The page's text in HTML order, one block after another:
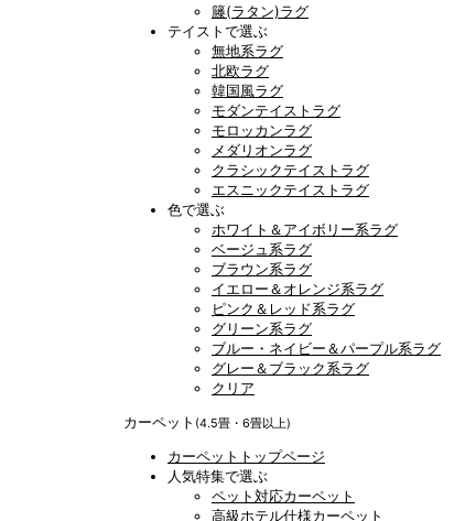
籐(ラタン)ラグ
テイストで選ぶ
無地系ラグ
北欧ラグ
韓国風ラグ
モダンテイストラグ
モロッカンラグ
メダリオンラグ
クラシックテイストラグ
エスニックテイストラグ
色で選ぶ
ホワイト＆アイボリー系ラグ
ベージュ系ラグ
ブラウン系ラグ
イエロー＆オレンジ系ラグ
ピンク＆レッド系ラグ
グリーン系ラグ
ブルー・ネイビー＆パープル系ラグ
グレー＆ブラック系ラグ
クリア
カーペット (4.5畳・6畳以上)
カーペットトップページ
人気特集で選ぶ
ペット対応カーペット
高級ホテル仕様カーペット